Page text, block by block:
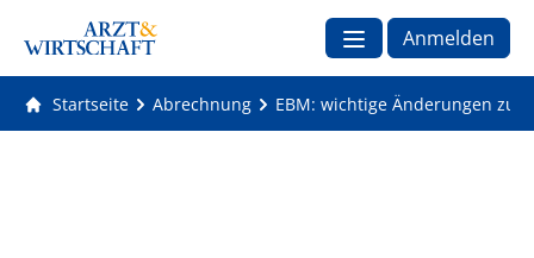
Anmelden
Startseite Abrechnung EBM: wichtige Änderungen